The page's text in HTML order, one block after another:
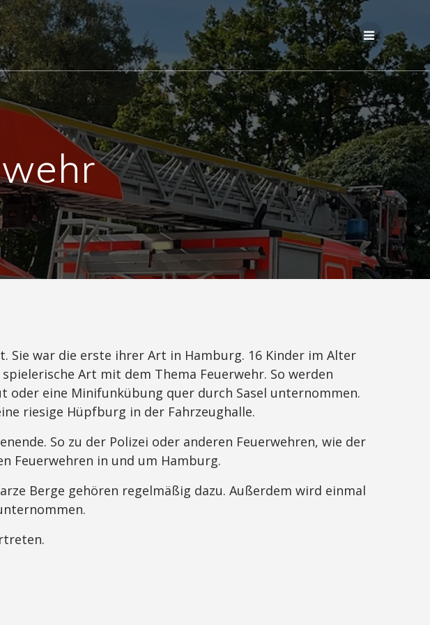
Sie war die erste ihrer Art in Hamburg. 16 Kinder im Alter
Art mit dem Thema Feuerwehr. So werden
oder eine Minifunkübung quer durch Sasel unternommen.
riesige Hüpfburg in der Fahrzeughalle.
So zu der Polizei oder anderen Feuerwehren, wie der
Feuerwehren in und um Hamburg.
Berge gehören regelmäßig dazu. Außerdem wird einmal